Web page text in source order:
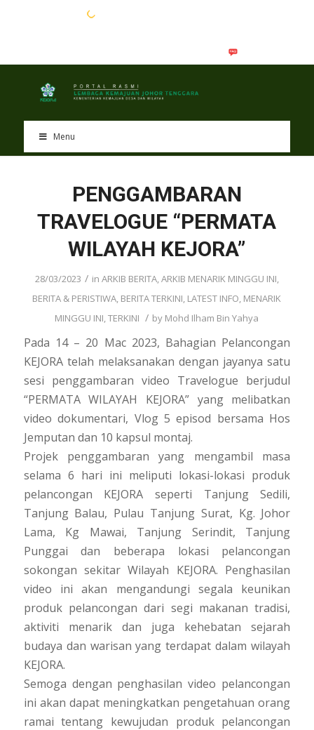
Menu
PENGGAMBARAN
TRAVELOGUE “PERMATA
WILAYAH KEJORA”
28/03/2023 / in ARKIB BERITA,ARKIB MENARIK MINGGU INI,
BERITA & PERISTIWA, BERITA TERKINI, LATEST INFO, MENARIK
MINGGU INI,TERKINI / by Mohd Ilham Bin Yahya
Pada 14 – 20 Mac 2023, Bahagian Pelancongan
KEJORA telah melaksanakan dengan jayanya satu
sesi penggambaran video Travelogue berjudul
“PERMATA WILAYAH KEJORA” yang melibatkan
video dokumentari, Vlog 5 episod bersama Hos
Jemputan dan 10 kapsul montaj.
Projek penggambaran yang mengambil masa
selama 6 hari ini meliputi lokasi-lokasi produk
pelancongan KEJORA seperti Tanjung Sedili,
Tanjung Balau, Pulau Tanjung Surat, Kg. Johor
Lama, Kg Mawai, Tanjung Serindit, Tanjung
Punggai dan beberapa lokasi pelancongan
sokongan sekitar Wilayah KEJORA. Penghasilan
video ini akan mengandungi segala keunikan
produk pelancongan dari segi makanan tradisi,
aktiviti menarik dan juga kehebatan sejarah
budaya dan warisan yang terdapat dalam wilayah
KEJORA.
Semoga dengan penghasilan video pelancongan
ini akan dapat meningkatkan pengetahuan orang
ramai tentang kewujudan produk pelancongan